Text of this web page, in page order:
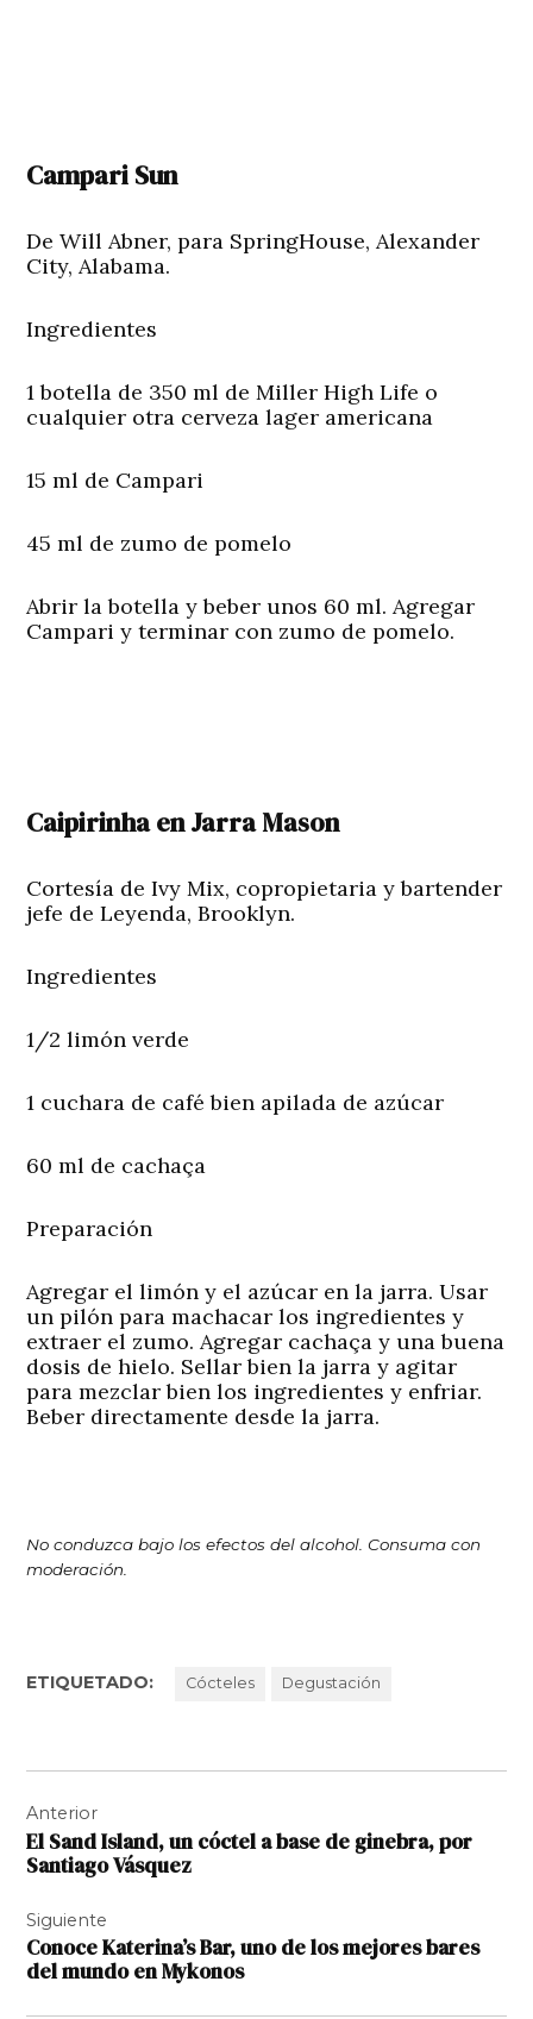
Campari Sun
De Will Abner, para SpringHouse, Alexander
City, Alabama.
Ingredientes
1 botella de 350 ml de Miller High Life o
cualquier otra cerveza lager americana
15 ml de Campari
45 ml de zumo de pomelo
Abrir la botella y beber unos 60 ml. Agregar
Campari y terminar con zumo de pomelo.
Caipirinha en Jarra Mason
Cortesía de Ivy Mix, copropietaria y bartender
jefe de Leyenda, Brooklyn.
Ingredientes
1/2 limón verde
1 cuchara de café bien apilada de azúcar
60 ml de cachaça
Preparación
Agregar el limón y el azúcar en la jarra. Usar
un pilón para machacar los ingredientes y
extraer el zumo. Agregar cachaça y una buena
dosis de hielo. Sellar bien la jarra y agitar
para mezclar bien los ingredientes y enfriar.
Beber directamente desde la jarra.
No conduzca bajo los efectos del alcohol. Consuma con
moderación.
ETIQUETADO: Cócteles Degustación
de
entradas
Anterior
El Sand Island, un cóctel a base de ginebra, por
Santiago Vásquez
Siguiente
Conoce Katerina’s Bar, uno de los mejores bares
del mundo en Mykonos